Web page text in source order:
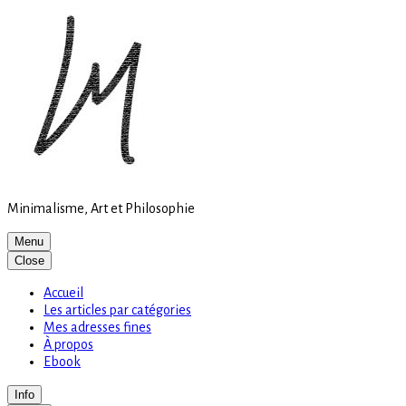
Minimalisme, Art et Philosophie
Menu
Close
Accueil
Les articles par catégories
Mes adresses fines
À propos
Ebook
Info